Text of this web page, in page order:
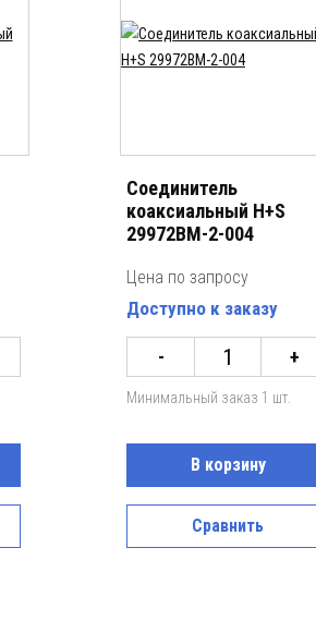
Соединитель
коаксиальный H+S
29972BM-2-004
Цена по запросу
Доступно к заказу
- +
Минимальный заказ 1 шт.
В корзину
Сравнить